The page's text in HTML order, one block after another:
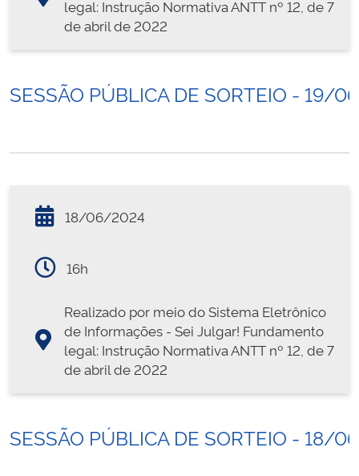
legal: Instrução Normativa ANTT nº 12, de 7
de abril de 2022
SESSÃO PÚBLICA DE SORTEIO - 19/
18/06/2024
16h
Realizado por meio do Sistema Eletrônico
de Informações - Sei Julgar! Fundamento
legal: Instrução Normativa ANTT nº 12, de 7
de abril de 2022
SESSÃO PÚBLICA DE SORTEIO - 18/